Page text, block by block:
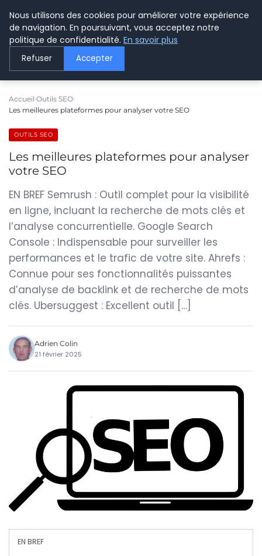
LE WEBMARKETING
Accueil Outils SEO
Les meilleures plateformes pour analyser votre SEO
OUTILS SEO
Les meilleures plateformes pour analyser
votre SEO
EN BREF Semrush : Outil complet pour la visibilité
en ligne, incluant la recherche de mots clés et
l’analyse concurrentielle. Google Search
Console : Indispensable pour surveiller les
performances et le trafic de votre site. Ahrefs :
Connue pour ses fonctionnalités puissantes
d’analyse de backlink et de recherche de mots
clés. Ubersuggest : Excellent outil […]
Adrien Colin
21 février 2025
EN BREF
Nous utilisons des cookies pour améliorer votre expérience
de navigation. En poursuivant, vous acceptez notre
politique de confidentialité. En savoir plus
Refuser Accepter